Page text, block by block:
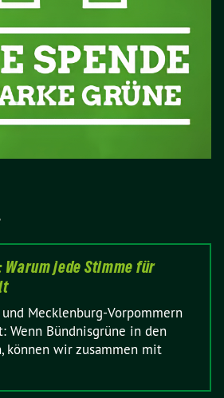
jede Stimme für
Mecklenburg-Vorpommern
Wenn Bündnisgrüne in den
können wir zusammen mit